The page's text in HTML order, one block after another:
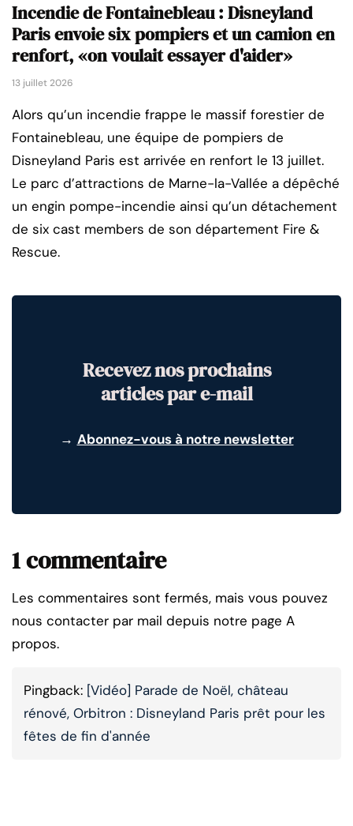
Incendie de Fontainebleau : Disneyland
Paris envoie six pompiers et un camion en
renfort, «on voulait essayer d'aider»
13 juillet 2026
Alors qu’un incendie frappe le massif forestier de
Fontainebleau, une équipe de pompiers de
Disneyland Paris est arrivée en renfort le 13 juillet.
Le parc d’attractions de Marne-la-Vallée a dépêché
un engin pompe-incendie ainsi qu’un détachement
de six cast members de son département Fire &
Rescue.
Recevez nos prochains
articles par e-mail
→ Abonnez-vous à notre newsletter
1 commentaire
Les commentaires sont fermés, mais vous pouvez
nous contacter par mail depuis notre page A
propos.
Pingback: [Vidéo] Parade de Noël, château
rénové, Orbitron : Disneyland Paris prêt pour les
fêtes de fin d'année